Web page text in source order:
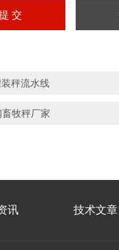
秤流水线
牧秤厂家
讯 技术文章